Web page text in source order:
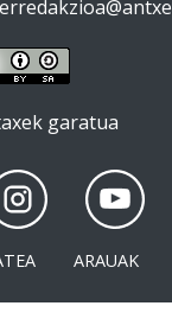
garatua
ARAUAK